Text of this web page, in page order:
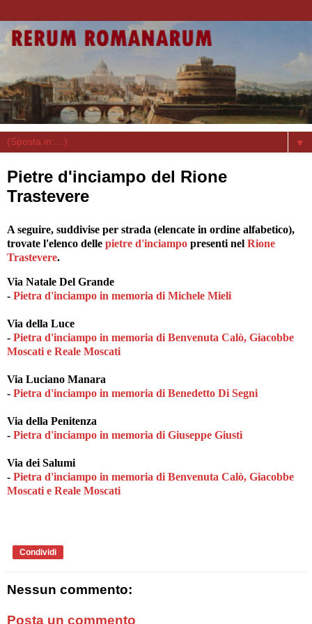
▼
Pietre d'inciampo del Rione
Trastevere
A seguire, suddivise per strada (elencate in ordine alfabetico),
trovate l'elenco delle pietre d'inciampo presenti nel Rione
Trastevere.
Via Natale Del Grande
- Pietra d'inciampo in memoria di Michele Mieli
Via della Luce
- Pietra d'inciampo in memoria di Benvenuta Calò, Giacobbe
Moscati e Reale Moscati
Via Luciano Manara
- Pietra d'inciampo in memoria di Benedetto Di Segni
Via della Penitenza
- Pietra d'inciampo in memoria di Giuseppe Giusti
Via dei Salumi
- Pietra d'inciampo in memoria di Benvenuta Calò, Giacobbe
Moscati e Reale Moscati
Condividi
Nessun commento:
Posta un commento